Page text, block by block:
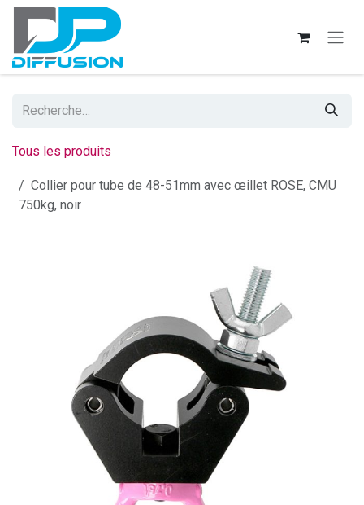
Se rendre au contenu
Tous les produits
Collier pour tube de 48-51mm avec œillet ROSE, CMU
750kg, noir